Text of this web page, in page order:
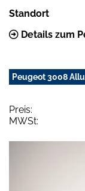
Standort
Details zum
Peugeot 3008
Preis:
MWSt: